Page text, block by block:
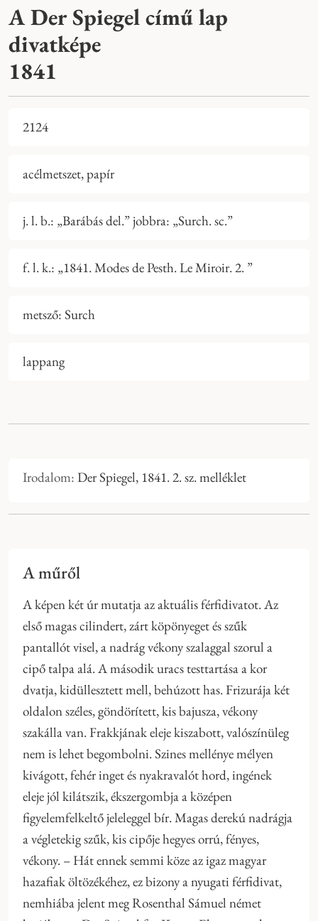
A Der Spiegel című lap
divatképe
1841
2124
acélmetszet, papír
j. l. b.: „Barábás del.” jobbra: „Surch. sc.”
f. l. k.: „1841. Modes de Pesth. Le Miroir. 2. ”
metsző: Surch
lappang
Irodalom: Der Spiegel, 1841. 2. sz. melléklet
A műről
A képen két úr mutatja az aktuális férfidivatot. Az
első magas cilindert, zárt köpönyeget és szűk
pantallót visel, a nadrág vékony szalaggal szorul a
cipő talpa alá. A második uracs testtartása a kor
dvatja, kidüllesztett mell, behúzott has. Frizurája két
oldalon széles, göndörített, kis bajusza, vékony
szakálla van. Frakkjának eleje kiszabott, valószínüleg
nem is lehet begombolni. Szines mellénye mélyen
kivágott, fehér inget és nyakravalót hord, ingének
eleje jól kilátszik, ékszergombja a középen
figyelemfelkeltő jeleleggel bír. Magas derekú nadrágja
a végletekig szűk, kis cipője hegyes orrú, fényes,
vékony. – Hát ennek semmi köze az igaz magyar
hazafiak öltözékéhez, ez bizony a nyugati férfidivat,
nemhiába jelent meg Rosenthal Sámuel német